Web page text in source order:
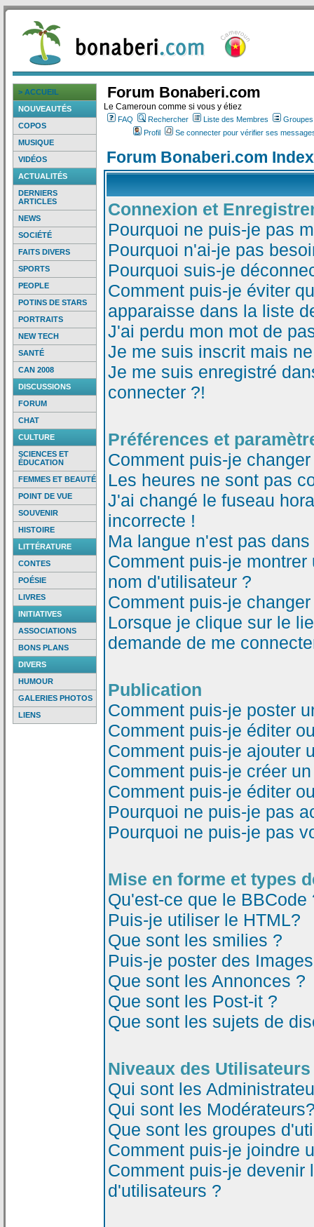
> ACCUEIL
NOUVEAUTÉS
COPOS
MUSIQUE
VIDÉOS
ACTUALITÉS
DERNIERS
ARTICLES
NEWS
SOCIÉTÉ
FAITS DIVERS
SPORTS
PEOPLE
POTINS DE STARS
PORTRAITS
NEW TECH
SANTÉ
CAN 2008
DISCUSSIONS
FORUM
CHAT
CULTURE
SCIENCES ET
ÉDUCATION
FEMMES ET BEAUTÉ
POINT DE VUE
SOUVENIR
HISTOIRE
LITTÉRATURE
CONTES
POÉSIE
LIVRES
INITIATIVES
ASSOCIATIONS
BONS PLANS
DIVERS
HUMOUR
GALERIES PHOTOS
LIENS
Forum Bonaberi.com
Le Cameroun comme si vous y étiez
FAQ Rechercher Liste des Membres
Profil
Se connecter pour vérifier ses
Forum Bonaberi.com
Connexion et
Pourquoi ne puis-je pas
Pourquoi n'ai-je pas
Pourquoi suis-je
Comment puis-je éviter
apparaisse dans la liste
J'ai perdu mon mot de
Je me suis inscrit mais
Je me suis enregistré
connecter ?!
Préférences et
Comment puis-je
Les heures ne sont pas
J'ai changé le fuseau
incorrecte !
Ma langue n'est pas
Comment puis-je
nom d'utilisateur ?
Comment puis-je
Lorsque je clique sur le
demande de me
Publication
Comment puis-je poster
Comment puis-je éditer
Comment puis-je ajouter
Comment puis-je créer
Comment puis-je éditer
Pourquoi ne puis-je pas
Pourquoi ne puis-je pas
Mise en forme et types
Qu'est-ce que le BBCode
Puis-je utiliser le HTML?
Que sont les smilies ?
Puis-je poster des
Que sont les Annonces ?
Que sont les Post-it ?
Que sont les sujets de
Niveaux des
Qui sont les
Qui sont les
Que sont les groupes
Comment puis-je joindre
Comment puis-je devenir
d'utilisateurs ?